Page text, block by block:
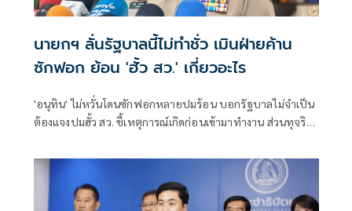
นายกฯ ลั่นรัฐบาลนี้ไม่ทำชั่ว เมินฝ่ายค้าน
ซักฟอก ย้อน 'ฮั้ว สว.' เกี่ยวอะไร
'อนุทิน' ไม่หวั่นโดนซักฟอกหลายปมร้อน บอกรัฐบาลไม่จำเป็น
ต้องแจงปมฮั้ว สว. ชี้เหตุการณ์เกิดก่อนเข้ามาทำงาน ส่วนทุจริต